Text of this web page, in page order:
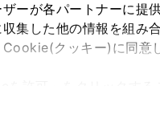
ーが各パートナーに提
集した他の情報を組み
クッキー)に同意